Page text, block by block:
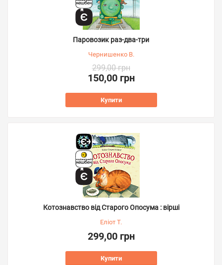
Паровозик раз-два-три
Чернишенко В.
299,00 грн
150,00 грн
Купити
Котознавство від Старого Опосума : вірші
Еліот Т.
299,00 грн
Купити